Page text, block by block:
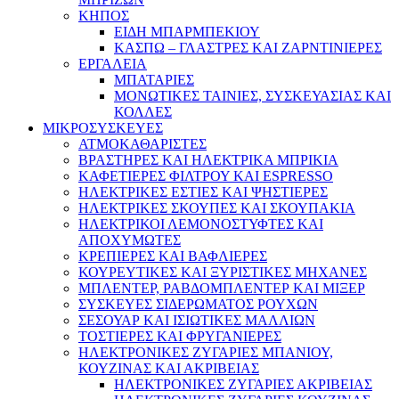
ΚΗΠΟΣ
ΕΙΔΗ ΜΠΑΡΜΠΕΚΙΟΥ
ΚΑΣΠΩ – ΓΛΑΣΤΡΕΣ ΚΑΙ ΖΑΡΝΤΙΝΙΕΡΕΣ
ΕΡΓΑΛΕΙΑ
ΜΠΑΤΑΡΙΕΣ
ΜΟΝΩΤΙΚΕΣ ΤΑΙΝΙΕΣ, ΣΥΣΚΕΥΑΣΙΑΣ ΚΑΙ
ΚΟΛΛΕΣ
ΜΙΚΡΟΣΥΣΚΕΥΕΣ
ΑΤΜΟΚΑΘΑΡΙΣΤΕΣ
ΒΡΑΣΤΗΡΕΣ ΚΑΙ ΗΛΕΚΤΡΙΚΑ ΜΠΡΙΚΙΑ
ΚΑΦΕΤΙΕΡΕΣ ΦΙΛΤΡΟΥ ΚΑΙ ESPRESSO
ΗΛΕΚΤΡΙΚΕΣ ΕΣΤΙΕΣ ΚΑΙ ΨΗΣΤΙΕΡΕΣ
ΗΛΕΚΤΡΙΚΕΣ ΣΚΟΥΠΕΣ ΚΑΙ ΣΚΟΥΠΑΚΙΑ
ΗΛΕΚΤΡΙΚΟΙ ΛΕΜΟΝΟΣΤΥΦΤΕΣ ΚΑΙ
ΑΠΟΧΥΜΩΤΕΣ
ΚΡΕΠΙΕΡΕΣ ΚΑΙ ΒΑΦΛΙΕΡΕΣ
ΚΟΥΡΕΥΤΙΚΕΣ ΚΑΙ ΞΥΡΙΣΤΙΚΕΣ ΜΗΧΑΝΕΣ
ΜΠΛΕΝΤΕΡ, ΡΑΒΔΟΜΠΛΕΝΤΕΡ ΚΑΙ ΜΙΞΕΡ
ΣΥΣΚΕΥΕΣ ΣΙΔΕΡΩΜΑΤΟΣ ΡΟΥΧΩΝ
ΣΕΣΟΥΑΡ ΚΑΙ ΙΣΙΩΤΙΚΕΣ ΜΑΛΛΙΩΝ
ΤΟΣΤΙΕΡΕΣ ΚΑΙ ΦΡΥΓΑΝΙΕΡΕΣ
ΗΛΕΚΤΡΟΝΙΚΕΣ ΖΥΓΑΡΙΕΣ ΜΠΑΝΙΟΥ,
ΚΟΥΖΙΝΑΣ ΚΑΙ ΑΚΡΙΒΕΙΑΣ
ΗΛΕΚΤΡΟΝΙΚΕΣ ΖΥΓΑΡΙΕΣ ΑΚΡΙΒΕΙΑΣ